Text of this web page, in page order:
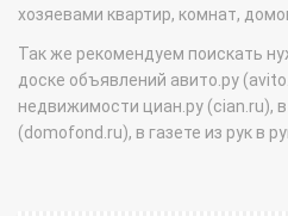
хозяевами квартир, комнат,
Так же рекомендуем поискать
доске объявлений авито.ру
недвижимости циан.ру (cian.ru),
(domofond.ru), в газете из рук в